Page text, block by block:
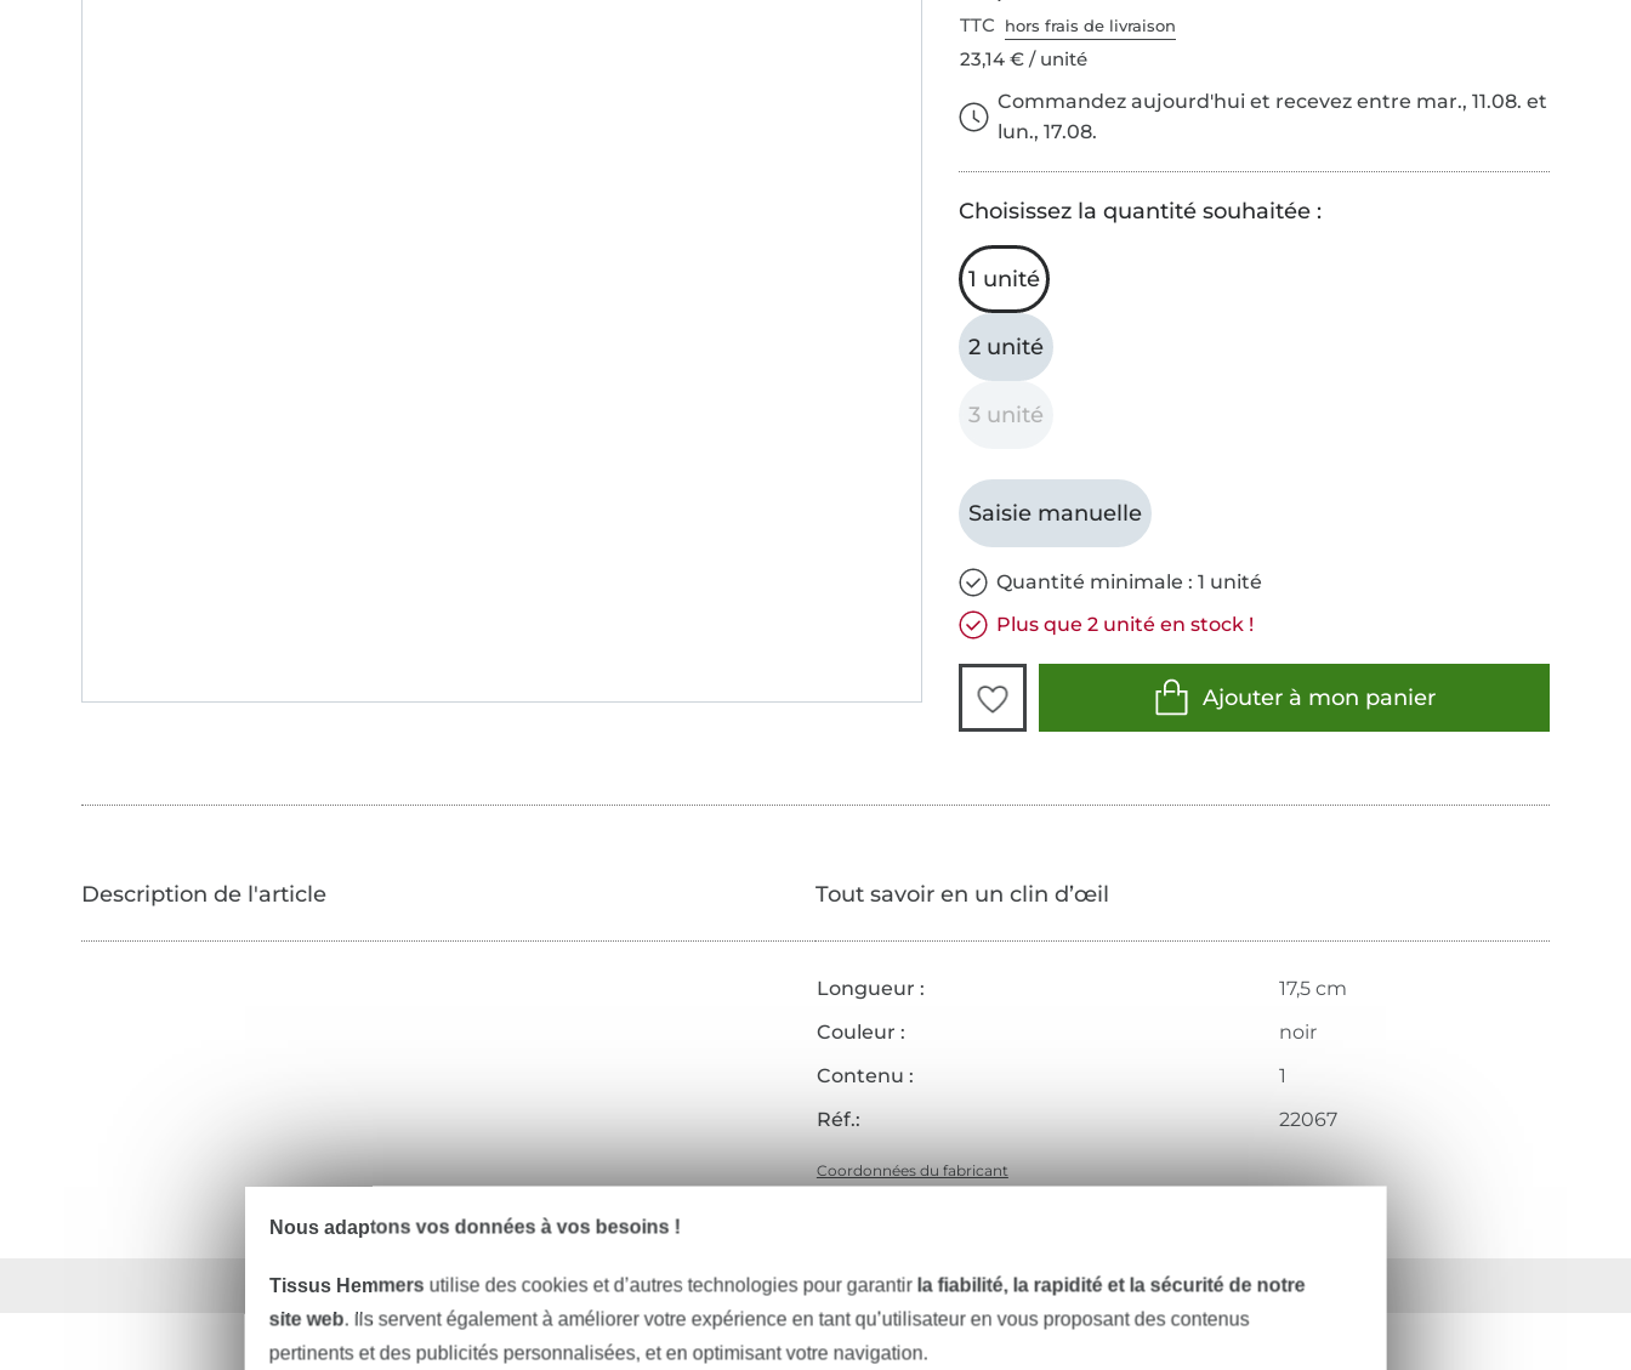
TTC hors frais de livraison
23,14 € / unité
Commandez aujourd'hui et recevez entre mar., 11.08. et
lun., 17.08.
Choisissez la quantité souhaitée :
1 unité
2 unité
3 unité
Saisie manuelle
Quantité minimale : 1 unité
Plus que 2 unité en stock !
Ajouter à mon panier
Tout savoir en un clin d’œil
Longueur :
17,5 cm
Couleur :
noir
Contenu :
1
Réf.:
22067
Coordonnées du fabricant
Plus de 1.8 millions de mètres de tissu en stock Plus de 10000 clients satisfaits 36 ans d'expérience
Nous adaptons vos données à vos besoins !
Tissus Hemmers utilise des cookies et d’autres technologies pour garantir la fiabilité, la rapidité et la sécurité de notre
site web. Ils servent également à améliorer votre expérience en tant qu’utilisateur en vous proposant des contenus
pertinents et des publicités personnalisées, et en optimisant votre navigation.